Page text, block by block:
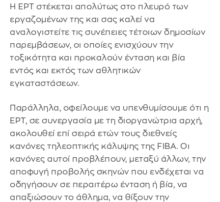
Η ΕΡΤ στέκεται απολύτως στο πλευρό των
εργαζομένων της και σας καλεί να
αναλογιστείτε τις συνέπειες τέτοιων δημοσίων
παρεμβάσεων, οι οποίες ενισχύουν την
τοξικότητα και προκαλούν ένταση και βία
εντός και εκτός των αθλητικών
εγκαταστάσεων.
Παράλληλα, οφείλουμε να υπενθυμίσουμε ότι η
ΕΡΤ, σε συνεργασία με τη διοργανώτρια αρχή,
ακολουθεί επί σειρά ετών τους διεθνείς
κανόνες τηλεοπτικής κάλυψης της FIBA. Οι
κανόνες αυτοί προβλέπουν, μεταξύ άλλων, την
αποφυγή προβολής σκηνών που ενδέχεται να
οδηγήσουν σε περαιτέρω ένταση ή βία, να
απαξιώσουν το άθλημα, να θίξουν την